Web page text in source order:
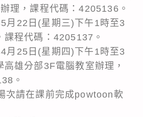
理，課程代碼：4205136。
月22日(星期三)下午1時至3
課程代碼：4205137。
月25日(星期四)下午1時至3
雄分部3F電腦教室辦理，
。
次請在課前完成powtoon軟